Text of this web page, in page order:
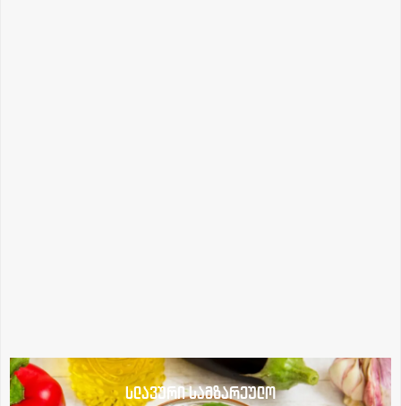
სლავური სამზარეულო